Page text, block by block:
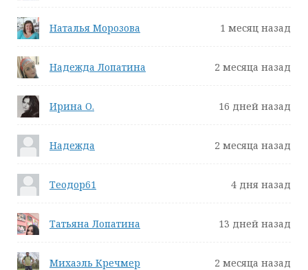
Наталья Морозова 1 месяц назад
Надежда Лопатина 2 месяца назад
Ирина О. 16 дней назад
Надежда 2 месяца назад
Теодор61 4 дня назад
Татьяна Лопатина 13 дней назад
Михаэль Кречмер 2 месяца назад